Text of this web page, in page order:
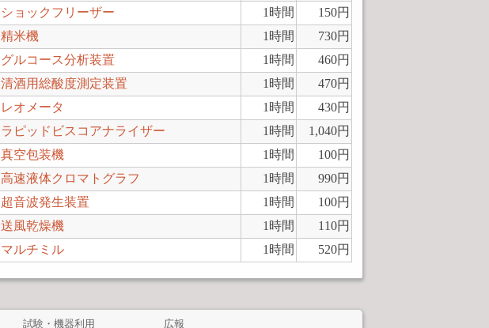
ショックフリーザー 1時間
150円
精米機 1時間
730円
グルコース分析装置 1時間
460円
清酒用総酸度測定装置 1時間
470円
レオメータ 1時間
430円
ラピッドビスコアナライザー 1時間
1,040円
真空包装機 1時間
100円
高速液体クロマトグラフ 1時間
990円
超音波発生装置 1時間
100円
送風乾燥機 1時間
110円
マルチミル 1時間 520円
試験・機器利用 広報